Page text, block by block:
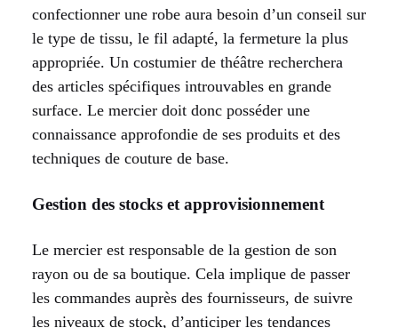
confectionner une robe aura besoin d’un conseil sur
le type de tissu, le fil adapté, la fermeture la plus
appropriée. Un costumier de théâtre recherchera
des articles spécifiques introuvables en grande
surface. Le mercier doit donc posséder une
connaissance approfondie de ses produits et des
techniques de couture de base.
Gestion des stocks et approvisionnement
Le mercier est responsable de la gestion de son
rayon ou de sa boutique. Cela implique de passer
les commandes auprès des fournisseurs, de suivre
les niveaux de stock, d’anticiper les tendances